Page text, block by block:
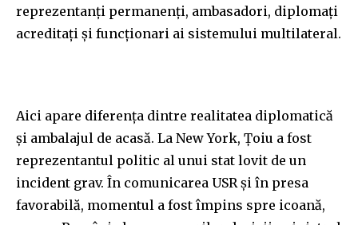
reprezentanți permanenți, ambasadori, diplomați
acreditați și funcționari ai sistemului multilateral.
Aici apare diferența dintre realitatea diplomatică
și ambalajul de acasă. La New York, Țoiu a fost
reprezentantul politic al unui stat lovit de un
incident grav. În comunicarea USR și în presa
favorabilă, momentul a fost împins spre icoană,